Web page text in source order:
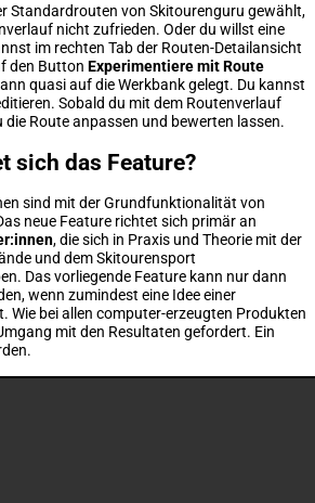
Standardrouten von Skitourenguru gewählt,
nicht zufrieden. Oder du willst eine
im rechten Tab der Routen-Detailansicht
den Button Experimentiere mit Route
quasi auf die Werkbank gelegt. Du kannst
Sobald du mit dem Routenverlauf
Route anpassen und bewerten lassen.
sich das Feature?
sind mit der Grundfunktionalität von
neue Feature richtet sich primär an
, die sich in Praxis und Theorie mit der
und dem Skitourensport
Das vorliegende Feature kann nur dann
wenn zumindest eine Idee einer
Wie bei allen computer-erzeugten Produkten
mit den Resultaten gefordert. Ein